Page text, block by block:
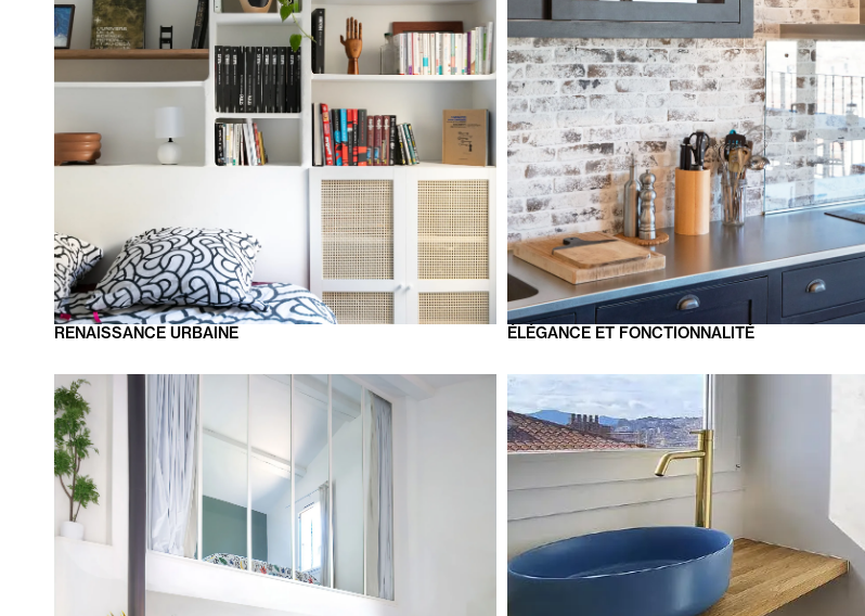
RENAISSANCE URBAINE ÉLÉGANCE ET FONCTIONNALITÉ